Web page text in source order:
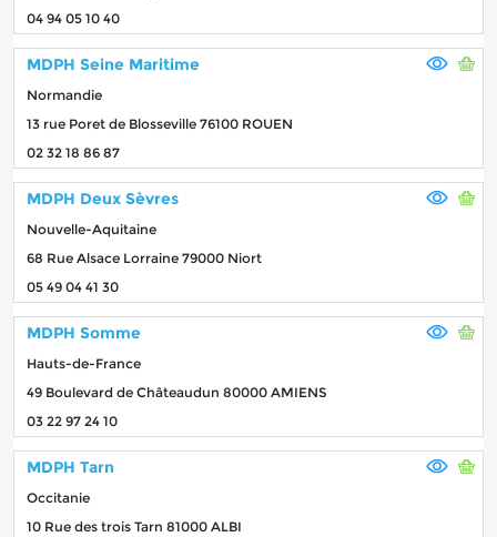
04 94 05 10 40
MDPH Seine Maritime
Normandie
13 rue Poret de Blosseville 76100 ROUEN
02 32 18 86 87
MDPH Deux Sèvres
Nouvelle-Aquitaine
68 Rue Alsace Lorraine 79000 Niort
05 49 04 41 30
MDPH Somme
Hauts-de-France
49 Boulevard de Châteaudun 80000 AMIENS
03 22 97 24 10
MDPH Tarn
Occitanie
10 Rue des trois Tarn 81000 ALBI